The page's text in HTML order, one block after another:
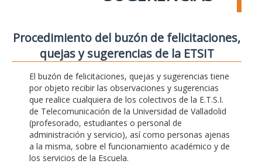
Procedimiento del buzón de felicitaciones,
quejas y sugerencias de la ETSIT
El buzón de felicitaciones, quejas y sugerencias tiene
por objeto recibir las observaciones y sugerencias
que realice cualquiera de los colectivos de la E.T.S.I.
de Telecomunicación de la Universidad de Valladolid
(profesorado, estudiantes o personal de
administración y servicio), así como personas ajenas
a la misma, sobre el funcionamiento académico y de
los servicios de la Escuela.